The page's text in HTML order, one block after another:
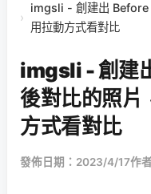
›
imgsli - 創建出 Before
用拉動方式看對比
imgsli - 創建
後對比的照片
方式看對比
發佈日期：2023/4/17作